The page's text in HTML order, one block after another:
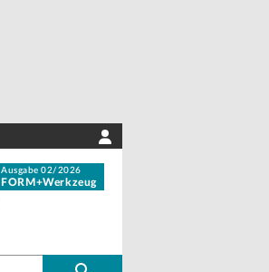
Ausgabe 02/2026
FORM+Werkzeug